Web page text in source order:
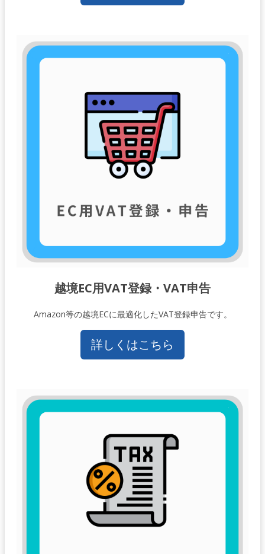
越境EC用VAT登録・VAT申告
Amazon等の越境ECに最適化したVAT登録申告です。
詳しくはこちら